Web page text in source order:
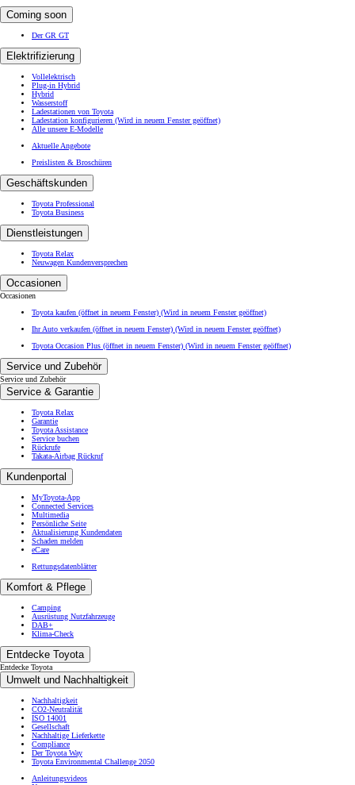
Coming soon
Der GR GT
Elektrifizierung
Vollelektrisch
Plug-in Hybrid
Hybrid
Wasserstoff
Ladestationen von Toyota
Ladestation konfigurieren (Wird in neuem Fenster geöffnet)
Alle unsere E-Modelle
Aktuelle Angebote
Preislisten & Broschüren
Geschäftskunden
Toyota Professional
Toyota Business
Dienstleistungen
Toyota Relax
Neuwagen Kundenversprechen
Occasionen
Occasionen
Toyota kaufen (öffnet in neuem Fenster) (Wird in neuem Fenster geöffnet)
Ihr Auto verkaufen (öffnet in neuem Fenster) (Wird in neuem Fenster geöffnet)
Toyota Occasion Plus (öffnet in neuem Fenster) (Wird in neuem Fenster geöffnet)
Service und Zubehör
Service und Zubehör
Service & Garantie
Toyota Relax
Garantie
Toyota Assistance
Service buchen
Rückrufe
Takata-Airbag Rückruf
Kundenportal
MyToyota-App
Connected Services
Multimedia
Persönliche Seite
Aktualisierung Kundendaten
Schaden melden
eCare
Rettungsdatenblätter
Komfort & Pflege
Camping
Ausrüstung Nutzfahrzeuge
DAB+
Klima-Check
Entdecke Toyota
Entdecke Toyota
Umwelt und Nachhaltigkeit
Nachhaltigkeit
CO2-Neutralität
ISO 14001
Gesellschaft
Nachhaltige Lieferkette
Compliance
Der Toyota Way
Toyota Environmental Challenge 2050
Anleitungsvideos